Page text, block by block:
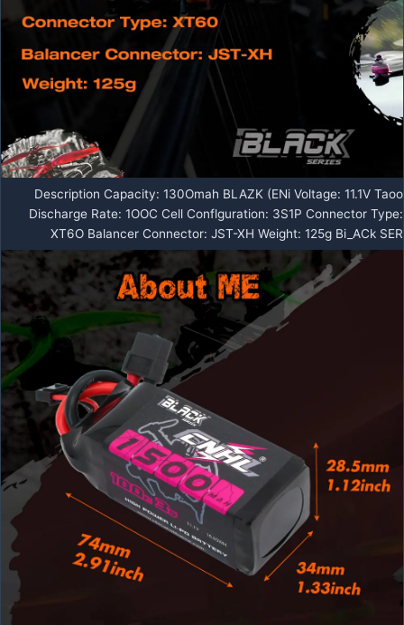
Description Capacity: 130Omah BLAZK (ENi Voltage: 11.1V Taoo
Discharge Rate: 1OOC Cell Conflguration: 3S1P Connector Type:
XT6O Balancer Connector: JST-XH Weight: 125g Bi_ACk SER